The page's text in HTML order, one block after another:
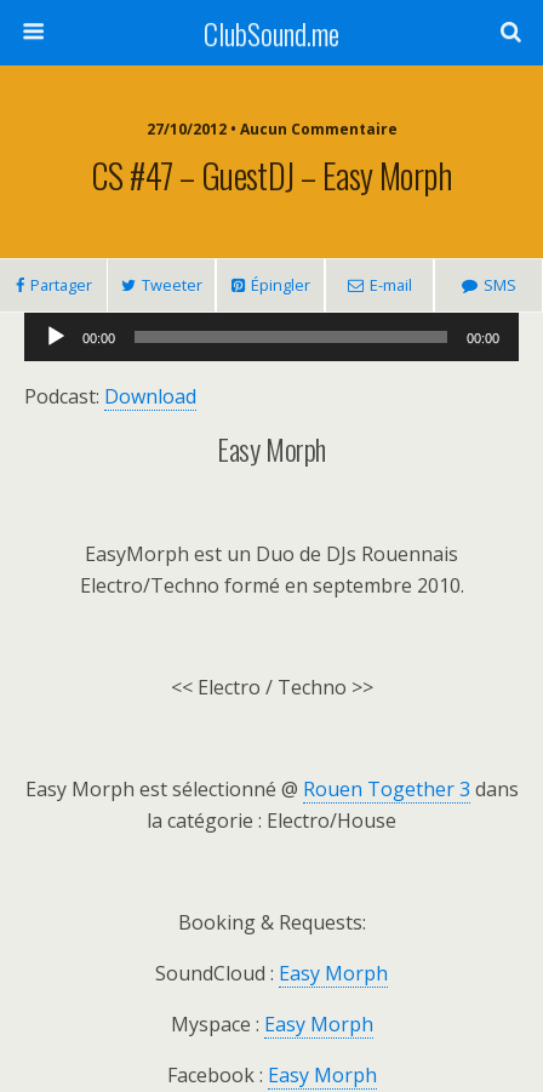
ClubSound.me
27/10/2012 • Aucun Commentaire
CS #47 – GuestDJ – Easy Morph
Partager Tweeter Épingler E-mail SMS
Lecteur
audio
00:00 00:00
Podcast: Download
Easy Morph
EasyMorph est un Duo de DJs Rouennais
Electro/Techno formé en septembre 2010.
<< Electro / Techno >>
Easy Morph est sélectionné @ Rouen Together 3 dans
la catégorie : Electro/House
Booking & Requests:
SoundCloud : Easy Morph
Myspace : Easy Morph
Facebook : Easy Morph